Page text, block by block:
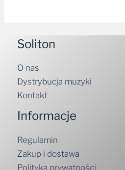
Soliton
O nas
Dystrybucja muzyki
Kontakt
Informacje
Regulamin
Zakup i dostawa
Polityka prywatności